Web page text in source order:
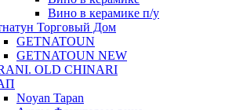
Вино в керамике п/у
Торговый Дом
GETNATOUN
GETNATOUN NEW
OLD CHINARI
Noyan Tapan